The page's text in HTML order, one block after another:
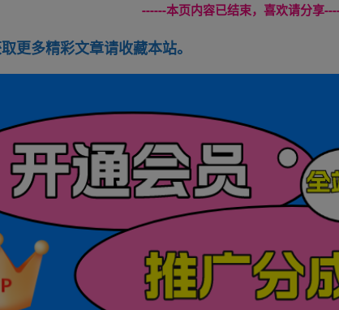
------本页内容已结束，喜欢请分享
更多精彩文章请收藏本站。